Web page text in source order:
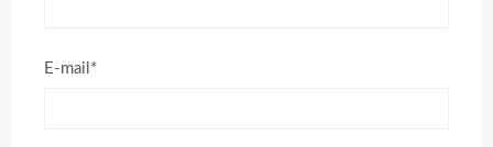
E-mail*